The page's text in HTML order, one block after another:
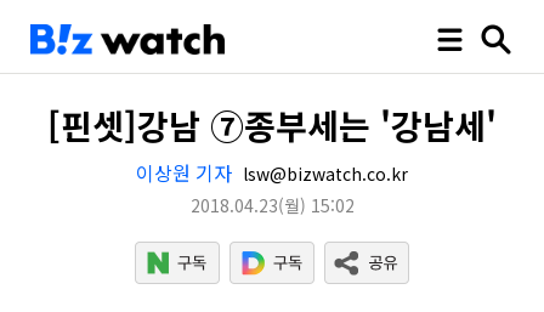
[핀셋]강남 ⑦종부세는 '강남세'
이상원 기자 lsw@bizwatch.co.kr
2018.04.23(월) 15:02